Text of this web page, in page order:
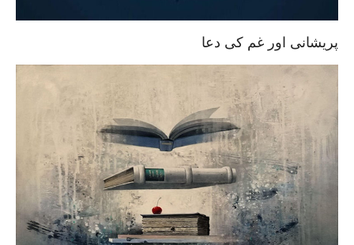
پریشانی اور غم کی دعا